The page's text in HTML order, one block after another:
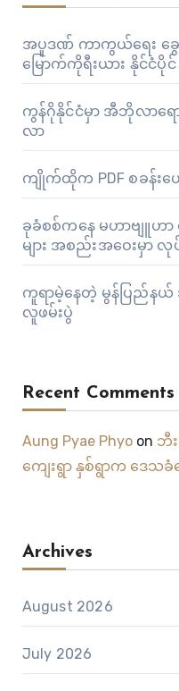
အပူဒဏ် ကာကွယ်ရေး ခွေ
မြောက်ကိုရီးယား နိုင်ငံ
ကွန်ဂိုနိုင်ငံမှာ အီဘိုလာရေ
လာ
ကျိုက်ထိုက PDF စခန်းဟ
ခုခံစစ်ကနေ မဟာဗျူဟာ
များ အစည်းအဝေးမှာ လု
ကူရာမဲ့နေတဲ့ မွန်ပြည်န
လူဖမ်းပွဲ
Recent Comments
Aung Pyae Phyoon ဘီ
ကျေးရွာ နှစ်ရွာက ဒေသ
Archives
August 2026
July 2026